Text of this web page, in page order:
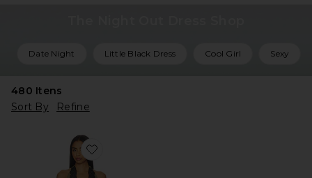
Date Night Little Black Dress Cool Girl Sexy
480 Itens
Sort By
Refine
Favorite Loni Mini Dress